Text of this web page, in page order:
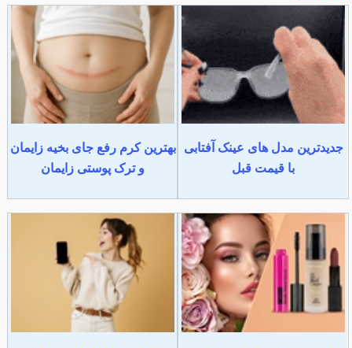
جدیدترین مدل های عینک آفتابی
با قیمت قبل
بهترین کرم رفع جای بخیه زایمان
و ترک پوستی زایمان